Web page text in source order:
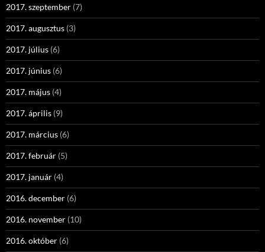
2017. szeptember (7)
2017. augusztus (3)
2017. július (6)
2017. június (6)
2017. május (4)
2017. április (9)
2017. március (6)
2017. február (5)
2017. január (4)
2016. december (6)
2016. november (10)
2016. október (6)